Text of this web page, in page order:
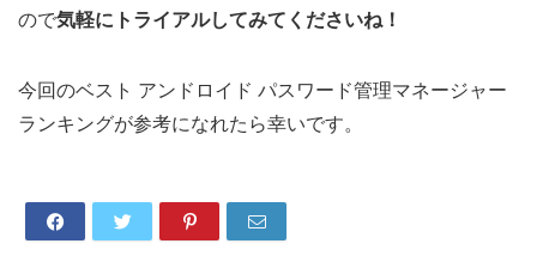
ので気軽にトライアルしてみてくださいね！
今回のベスト アンドロイド パスワード管理マネージャー
ランキングが参考になれたら幸いです。